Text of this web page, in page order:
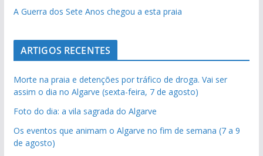
A Guerra dos Sete Anos chegou a esta praia
ARTIGOS RECENTES
Morte na praia e detenções por tráfico de droga. Vai ser
assim o dia no Algarve (sexta-feira, 7 de agosto)
Foto do dia: a vila sagrada do Algarve
Os eventos que animam o Algarve no fim de semana (7 a 9
de agosto)